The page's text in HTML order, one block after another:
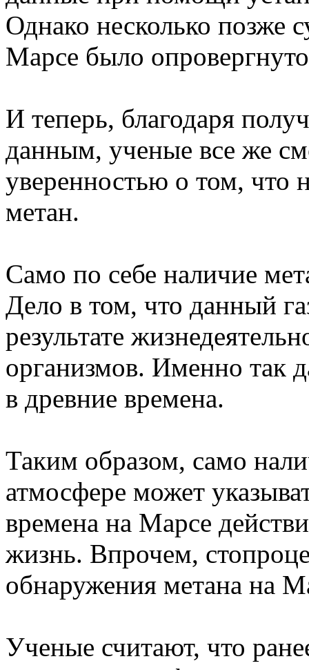
Однако несколько позже
Марсе было
И теперь, благодаря
данным, ученые все же
уверенностью о том, что
метан.
Само по себе наличие
Дело в том, что данный
результате
организмов. Именно так
в древние времена.
Таким образом, само
атмосфере может
времена на Марсе
жизнь. Впрочем,
обнаружения метана на
Ученые считают, что